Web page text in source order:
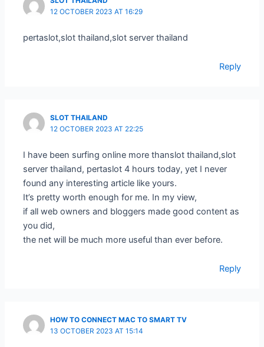
12 OCTOBER 2023 AT 16:29
pertaslot,slot thailand,slot server thailand
Reply
SLOT THAILAND
12 OCTOBER 2023 AT 22:25
I have been surfing online more thanslot thailand,slot
server thailand, pertaslot 4 hours today, yet I never
found any interesting article like yours.
It’s pretty worth enough for me. In my view,
if all web owners and bloggers made good content as
you did,
the net will be much more useful than ever before.
Reply
HOW TO CONNECT MAC TO SMART TV
13 OCTOBER 2023 AT 15:14